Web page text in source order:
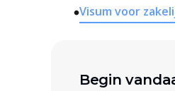
Visum voor
Begin